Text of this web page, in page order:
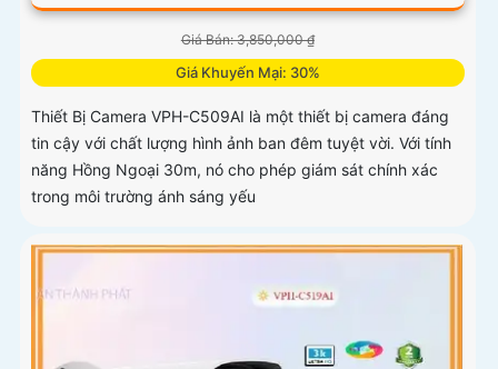
Giá Bán: 3,850,000 ₫
Giá Khuyến Mại: 30%
Thiết Bị Camera VPH-C509AI là một thiết bị camera đáng
tin cậy với chất lượng hình ảnh ban đêm tuyệt vời. Với tính
năng Hồng Ngoại 30m, nó cho phép giám sát chính xác
trong môi trường ánh sáng yếu